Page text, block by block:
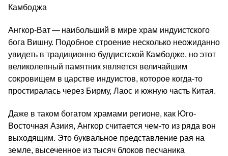
Камбоджа
Ангкор-Ват — наибольший в мире храм индуистского
бога Вишну. Подобное строение несколько неожиданно
увидеть в традиционно буддистской Камбодже, но этот
великолепный памятник является величайшим
сокровищем в царстве индуистов, которое когда-то
простиралась через Бирму, Лаос и южную часть Китая.
Даже в таком богатом храмами регионе, как Юго-
Восточная Азиия, Ангкор считается чем-то из ряда вон
выходящим. Это буквальное представление рая на
земле, высеченное из тысяч блоков песчаника